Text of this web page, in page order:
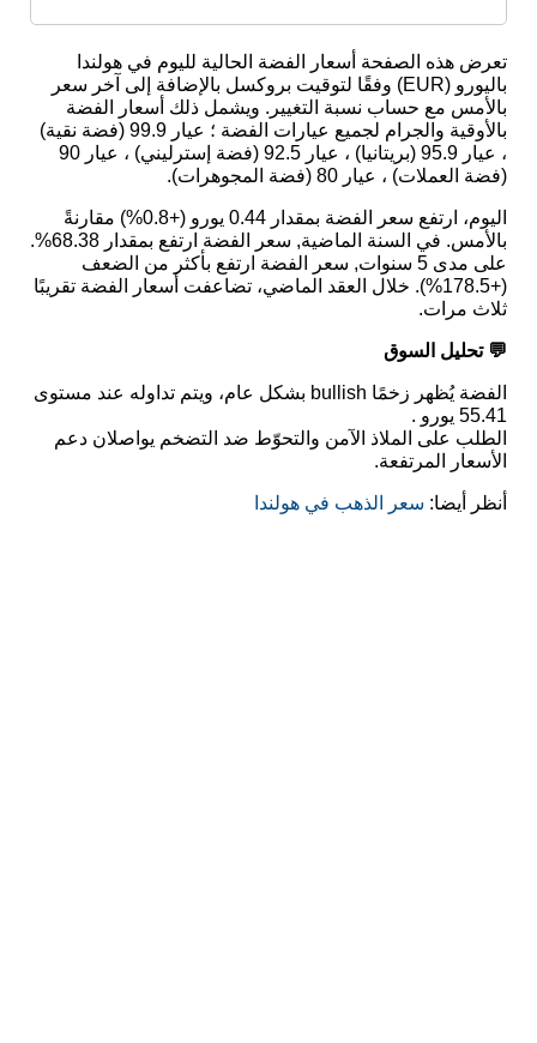
تعرض هذه الصفحة أسعار الفضة الحالية لليوم في هولندا
باليورو (EUR) وفقًا لتوقيت بروكسل بالإضافة إلى آخر سعر
بالأمس مع حساب نسبة التغيير. ويشمل ذلك أسعار الفضة
بالأوقية والجرام لجميع عيارات الفضة ؛ عيار 99.9 (فضة نقية)
، عيار 95.9 (بريتانيا) ، عيار 92.5 (فضة إسترليني) ، عيار 90
(فضة العملات) ، عيار 80 (فضة المجوهرات).
اليوم، ارتفع سعر الفضة بمقدار 0.44 يورو (+0.8%) مقارنةً
بالأمس. في السنة الماضية, سعر الفضة ارتفع بمقدار 68.38%.
على مدى 5 سنوات, سعر الفضة ارتفع بأكثر من الضعف
(+178.5%). خلال العقد الماضي، تضاعفت أسعار الفضة تقريبًا
ثلاث مرات.
💬 تحليل السوق
الفضة يُظهر زخمًا bullish بشكل عام، ويتم تداوله عند مستوى
55.41 يورو .
الطلب على الملاذ الآمن والتحوّط ضد التضخم يواصلان دعم
الأسعار المرتفعة.
أنظر أيضا: سعر الذهب في هولندا